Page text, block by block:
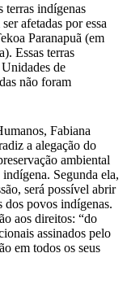
terras indígenas
afetadas por essa
Paranapuã (em
Essas terras
de
não foram
Fabiana
a alegação do
ambiental
Segunda ela,
será possível abrir
dos povos indígenas.
aos direitos: “do
assinados pelo
em todos os seus